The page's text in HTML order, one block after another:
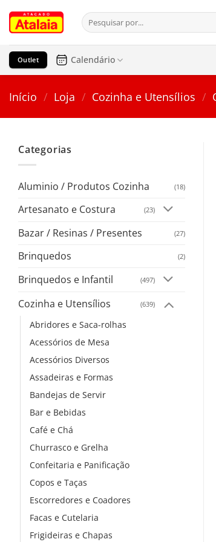
para
conteúdo
Pesquisar
por:
Outlet Calendário
Início / Loja / Cozinha e Utensílios /
Categorias
Aluminio / Produtos Cozinha (18)
Artesanato e Costura (23)
Bazar / Resinas / Presentes (27)
Brinquedos (2)
Brinquedos e Infantil (497)
Cozinha e Utensílios (639)
Abridores e Saca-rolhas
Acessórios de Mesa
Acessórios Diversos
Assadeiras e Formas
Bandejas de Servir
Bar e Bebidas
Café e Chá
Churrasco e Grelha
Confeitaria e Panificação
Copos e Taças
Escorredores e Coadores
Facas e Cutelaria
Frigideiras e Chapas